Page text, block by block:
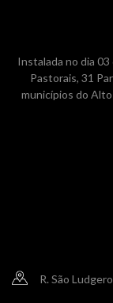
Instalada no dia
Pastorais, 31
municípios do
R. São